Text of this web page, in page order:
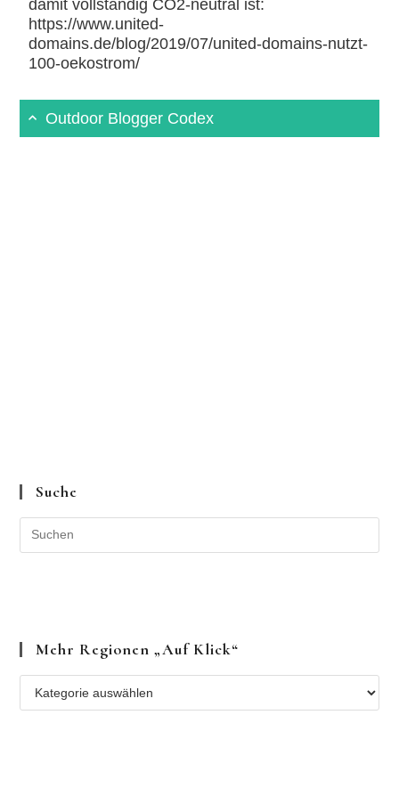
damit vollständig CO2-neutral ist:
https://www.united-
domains.de/blog/2019/07/united-domains-nutzt-
100-oekostrom/
Outdoor Blogger Codex
Suche
Mehr Regionen „auf Klick“
Regionen